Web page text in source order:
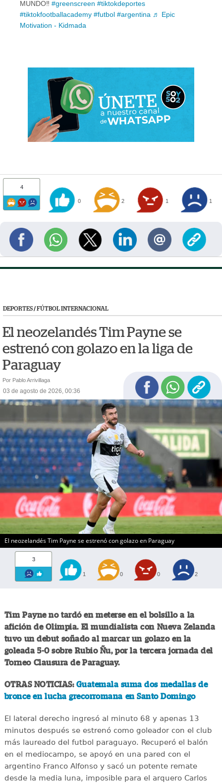
MUNDO‼️ #greenscreen #tiktokdeportes
#tiktokfootballacademy #futbol #argentina ♬ Epic
Motivation - Kidmada
4
0 2 1 1
DEPORTES/FÚTBOL INTERNACIONAL
El neozelandés Tim Payne se
estrenó con golazo en la liga de
Paraguay
Por Pablo Arrivillaga
03 de agosto de 2026, 00:36
El neozelandés Tim Payne se estrenó con golazo en Paraguay
3
1 0 0 2
Tim Payne no tardó en meterse en el bolsillo a la
afición de Olimpia. El mundialista con Nueva Zelanda
tuvo un debut soñado al marcar un golazo en la
goleada 5-0 sobre Rubio Ñu, por la tercera jornada del
Torneo Clausura de Paraguay.
OTRAS NOTICIAS: Guatemala suma dos medallas de
bronce en lucha grecorromana en Santo Domingo
El lateral derecho ingresó al minuto 68 y apenas 13
minutos después se estrenó como goleador con el club
más laureado del futbol paraguayo. Recuperó el balón
en el mediocampo, se apoyó en una pared con el
argentino Franco Alfonso y sacó un potente remate
desde la media luna, imposible para el arquero Carlos